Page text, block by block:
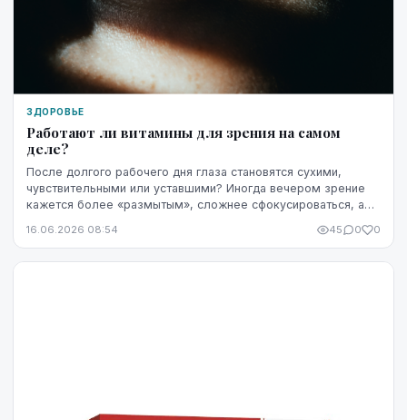
ЗДОРОВЬЕ
Работают ли витамины для зрения на самом
деле?
После долгого рабочего дня глаза становятся сухими,
чувствительными или уставшими? Иногда вечером зрение
кажется более «размытым», сложнее сфокусироваться, а
16.06.2026 08:54 45 0 0